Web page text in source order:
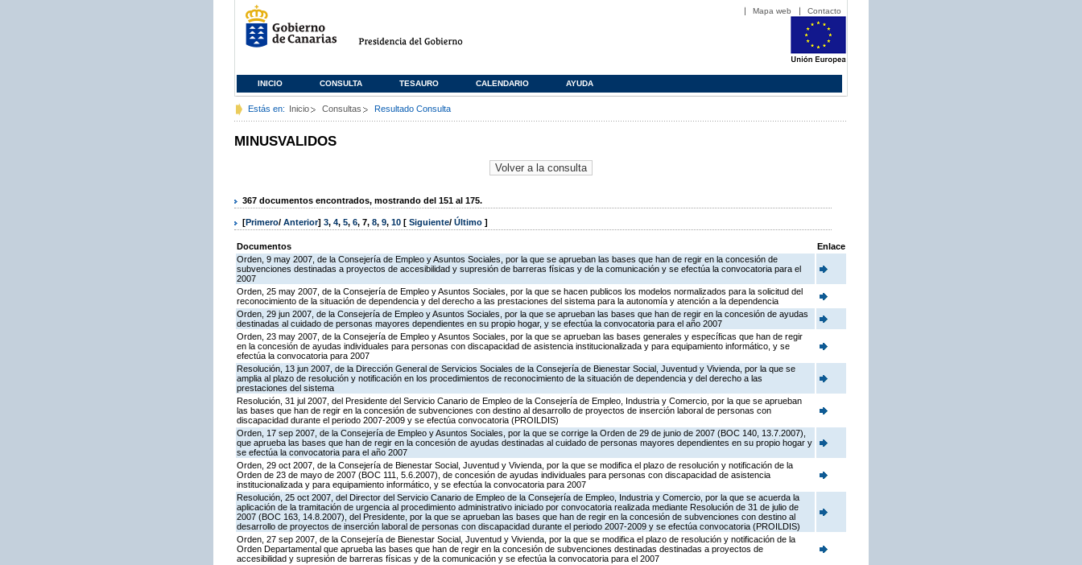
Mapa web Contacto
INICIO CONSULTA TESAURO CALENDARIO AYUDA
Estás en: Inicio Consultas Resultado Consulta
MINUSVALIDOS
367 documentos encontrados, mostrando del 151 al 175.
[Primero/ Anterior] 3, 4, 5, 6, 7, 8, 9, 10 [ Siguiente/ Último ]
Documentos
Enlace
Orden, 9 may 2007, de la Consejería de Empleo y Asuntos Sociales, por la que se aprueban las bases que han de regir en la concesión de
subvenciones destinadas a proyectos de accesibilidad y supresión de barreras físicas y de la comunicación y se efectúa la convocatoria para el
2007
Orden, 25 may 2007, de la Consejería de Empleo y Asuntos Sociales, por la que se hacen publicos los modelos normalizados para la solicitud del
reconocimiento de la situación de dependencia y del derecho a las prestaciones del sistema para la autonomía y atención a la dependencia
Orden, 29 jun 2007, de la Consejería de Empleo y Asuntos Sociales, por la que se aprueban las bases que han de regir en la concesión de ayudas
destinadas al cuidado de personas mayores dependientes en su propio hogar, y se efectúa la convocatoria para el año 2007
Orden, 23 may 2007, de la Consejería de Empleo y Asuntos Sociales, por la que se aprueban las bases generales y específicas que han de regir
en la concesión de ayudas individuales para personas con discapacidad de asistencia institucionalizada y para equipamiento informático, y se
efectúa la convocatoria para 2007
Resolución, 13 jun 2007, de la Dirección General de Servicios Sociales de la Consejería de Bienestar Social, Juventud y Vivienda, por la que se
amplia al plazo de resolución y notificación en los procedimientos de reconocimiento de la situación de dependencia y del derecho a las
prestaciones del sistema
Resolución, 31 jul 2007, del Presidente del Servicio Canario de Empleo de la Consejería de Empleo, Industria y Comercio, por la que se aprueban
las bases que han de regir en la concesión de subvenciones con destino al desarrollo de proyectos de inserción laboral de personas con
discapacidad durante el periodo 2007-2009 y se efectúa convocatoria (PROILDIS)
Orden, 17 sep 2007, de la Consejería de Empleo y Asuntos Sociales, por la que se corrige la Orden de 29 de junio de 2007 (BOC 140, 13.7.2007),
que aprueba las bases que han de regir en la concesión de ayudas destinadas al cuidado de personas mayores dependientes en su propio hogar y
se efectúa la convocatoria para el año 2007
Orden, 29 oct 2007, de la Consejería de Bienestar Social, Juventud y Vivienda, por la que se modifica el plazo de resolución y notificación de la
Orden de 23 de mayo de 2007 (BOC 111, 5.6.2007), de concesión de ayudas individuales para personas con discapacidad de asistencia
institucionalizada y para equipamiento informático, y se efectúa la convocatoria para 2007
Resolución, 25 oct 2007, del Director del Servicio Canario de Empleo de la Consejería de Empleo, Industria y Comercio, por la que se acuerda la
aplicación de la tramitación de urgencia al procedimiento administrativo iniciado por convocatoria realizada mediante Resolución de 31 de julio de
2007 (BOC 163, 14.8.2007), del Presidente, por la que se aprueban las bases que han de regir en la concesión de subvenciones con destino al
desarrollo de proyectos de inserción laboral de personas con discapacidad durante el periodo 2007-2009 y se efectúa convocatoria (PROILDIS)
Orden, 27 sep 2007, de la Consejería de Bienestar Social, Juventud y Vivienda, por la que se modifica el plazo de resolución y notificación de la
Orden Departamental que aprueba las bases que han de regir en la concesión de subvenciones destinadas destinadas a proyectos de
accesibilidad y supresión de barreras físicas y de la comunicación y se efectúa la convocatoria para el 2007